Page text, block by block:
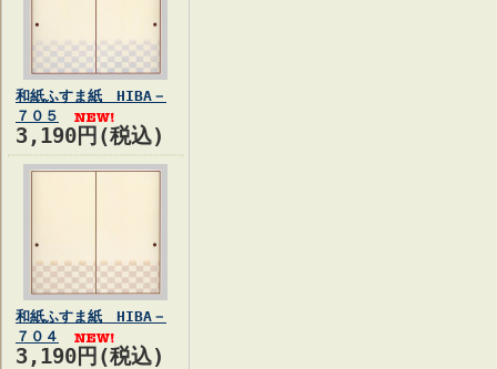
和紙ふすま紙 HIBA－
７０５
3,190円(税込)
和紙ふすま紙 HIBA－
７０４
3,190円(税込)